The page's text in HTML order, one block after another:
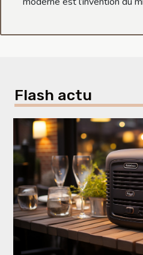
Flash actu